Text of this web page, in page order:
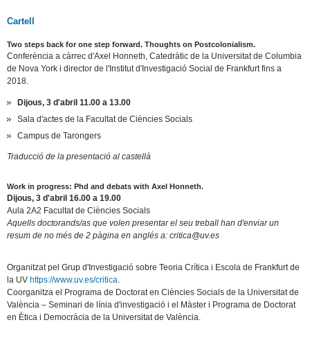
Cartell
Two steps back for one step forward. Thoughts on Postcolonialism.
Conferència a càrrec d'Axel Honneth, Catedràtic de la Universitat de Columbia
de Nova York i director de l'Institut d'Investigació Social de Frankfurt fins a
2018.
Dijous, 3 d'abril 11.00 a 13.00
Sala d'actes de la Facultat de Ciències Socials
Campus de Tarongers
Traducció de la presentació al castellà
Work in progress: Phd and debats with Axel Honneth.
Dijous, 3 d'abril 16.00 a 19.00
Aula 2A2 Facultat de Ciències Socials
Aquells doctorands/as que volen presentar el seu treball han d'enviar un
resum de no més de 2 pàgina en anglés a: critica@uv.es
Organitzat pel Grup d'Investigació sobre Teoria Crítica i Escola de Frankfurt de
la UV https://www.uv.es/critica.
Coorganitza el Programa de Doctorat en Ciències Socials de la Universitat de
València – Seminari de línia d'investigació i el Màster i Programa de Doctorat
en Ètica i Democràcia de la Universitat de València.